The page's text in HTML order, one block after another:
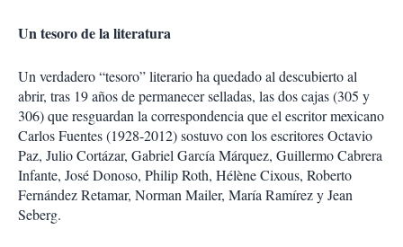
Un tesoro de la literatura
Un verdadero “tesoro” literario ha quedado al descubierto al
abrir, tras 19 años de permanecer selladas, las dos cajas (305 y
306) que resguardan la correspondencia que el escritor mexicano
Carlos Fuentes (1928-2012) sostuvo con los escritores Octavio
Paz, Julio Cortázar, Gabriel García Márquez, Guillermo Cabrera
Infante, José Donoso, Philip Roth, Hélène Cixous, Roberto
Fernández Retamar, Norman Mailer, María Ramírez y Jean
Seberg.